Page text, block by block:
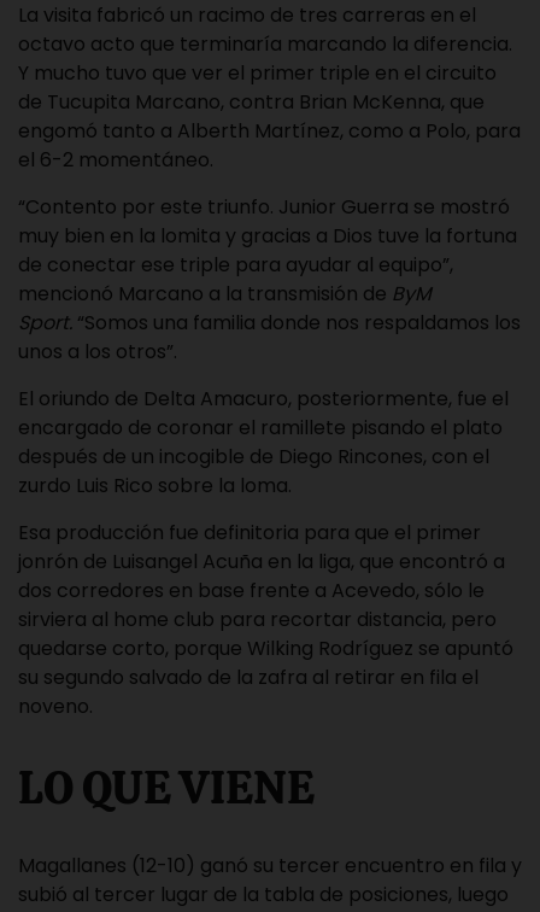
La visita fabricó un racimo de tres carreras en el
octavo acto que terminaría marcando la diferencia.
Y mucho tuvo que ver el primer triple en el circuito
de Tucupita Marcano, contra Brian McKenna, que
engomó tanto a Alberth Martínez, como a Polo, para
el 6-2 momentáneo.
“Contento por este triunfo. Junior Guerra se mostró
muy bien en la lomita y gracias a Dios tuve la fortuna
de conectar ese triple para ayudar al equipo”,
mencionó Marcano a la transmisión de ByM
Sport. “Somos una familia donde nos respaldamos los
unos a los otros”.
El oriundo de Delta Amacuro, posteriormente, fue el
encargado de coronar el ramillete pisando el plato
después de un incogible de Diego Rincones, con el
zurdo Luis Rico sobre la loma.
Esa producción fue definitoria para que el primer
jonrón de Luisangel Acuña en la liga, que encontró a
dos corredores en base frente a Acevedo, sólo le
sirviera al home club para recortar distancia, pero
quedarse corto, porque Wilking Rodríguez se apuntó
su segundo salvado de la zafra al retirar en fila el
noveno.
LO QUE VIENE
Magallanes (12-10) ganó su tercer encuentro en fila y
subió al tercer lugar de la tabla de posiciones, luego